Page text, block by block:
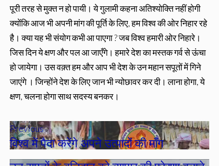
पूरी तरह से मुक्त न हो पायी। ये गुलामी कहना अतिश्योक्ति नहीं होगी
क्योंकि आज भी अपनी मांग की पूर्ति के लिए, हम विश्व की ओर निहार रहे
है। क्या यह भी संयोग कभी आ पाएगा ? जब विश्व हमारी ओर निहारे।
जिस दिन ये क्षण और पल आ जाएँगे। हमारे देश का मस्तक गर्व से ऊंचा
हो जायेगा। उस वक़्त हम और आप भी देश के उन महान सपूतों में गिने
जाएंगे । जिन्होंने देश के लिए जान भी न्योछावर कर दी। लाना होगा, ये
क्षण, चलना होगा साथ सदस्य बनकर।
Previous
विश्व में पैदा करेंगे अपने उत्पादों की माँग